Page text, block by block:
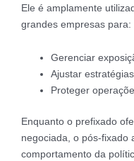
Ele é amplamente
grandes empresas para:
Gerenciar
Ajustar
Proteger
Enquanto o prefixado
negociada, o pós-fixado
comportamento da